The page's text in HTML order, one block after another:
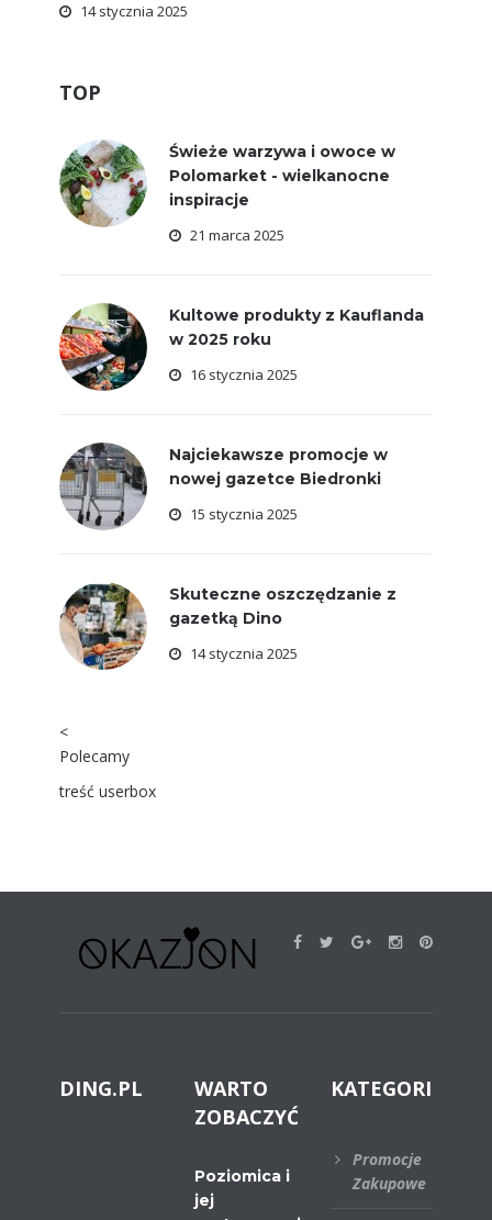
14 stycznia 2025
TOP
Świeże warzywa i owoce w
Polomarket - wielkanocne
inspiracje
21 marca 2025
Kultowe produkty z Kauflanda
w 2025 roku
16 stycznia 2025
Najciekawsze promocje w
nowej gazetce Biedronki
15 stycznia 2025
Skuteczne oszczędzanie z
gazetką Dino
14 stycznia 2025
<
Polecamy
treść userbox
DING.PL
WARTO
ZOBACZYĆ
Poziomica i
jej
KATEGORIE
Promocje
Zakupowe